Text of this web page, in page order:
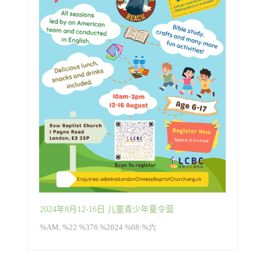
2024年8月12-16日 儿童青少年夏令营
%AM, %22 %376 %2024 %08:%六